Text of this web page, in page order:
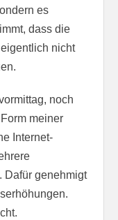
es
dass die
nicht
noch
meiner
Internet-
Dafür genehmigt